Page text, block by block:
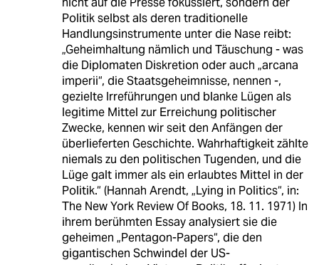
Politik selbst als deren traditionelle
Handlungsinstrumente unter die Nase reibt:
„Geheimhaltung nämlich und Täuschung - was
die Diplomaten Diskretion oder auch „arcana
imperii“, die Staatsgeheimnisse, nennen -,
gezielte Irreführungen und blanke Lügen als
legitime Mittel zur Erreichung politischer
Zwecke, kennen wir seit den Anfängen der
überlieferten Geschichte. Wahrhaftigkeit zählte
niemals zu den politischen Tugenden, und die
Lüge galt immer als ein erlaubtes Mittel in der
Politik.“ (Hannah Arendt, „Lying in Politics“, in:
The New York Review Of Books, 18. 11. 1971) In
ihrem berühmten Essay analysiert sie die
geheimen „Pentagon-Papers“, die den
gigantischen Schwindel der US-